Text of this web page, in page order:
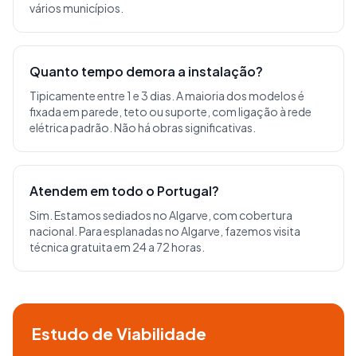
vários municípios.
Quanto tempo demora a instalação?
Tipicamente entre 1 e 3 dias. A maioria dos modelos é
fixada em parede, teto ou suporte, com ligação à rede
elétrica padrão. Não há obras significativas.
Atendem em todo o Portugal?
Sim. Estamos sediados no Algarve, com cobertura
nacional. Para esplanadas no Algarve, fazemos visita
técnica gratuita em 24 a 72 horas.
Estudo de Viabilidade